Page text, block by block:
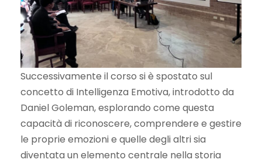
Successivamente il corso si è spostato sul
concetto di Intelligenza Emotiva, introdotto da
Daniel Goleman, esplorando come questa
capacità di riconoscere, comprendere e gestire
le proprie emozioni e quelle degli altri sia
diventata un elemento centrale nella storia